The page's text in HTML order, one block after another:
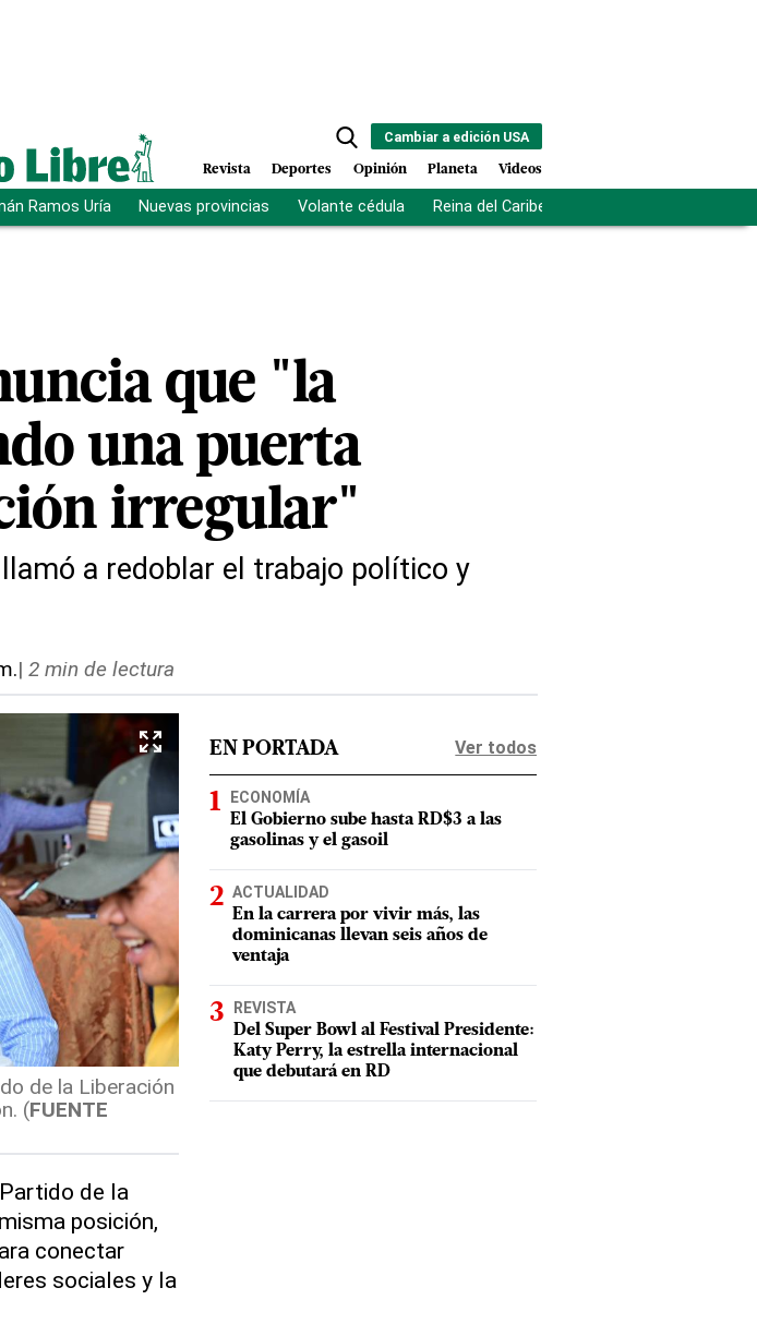
Cambiar a edición USA
Revista Deportes Opinión Planeta Videos
Ramos Uría Nuevas provincias Volante cédula Reina del Caribe
que "la
una puerta
irregular"
a redoblar el trabajo político y
| 2 min de lectura
de la Liberación
(FUENTE
de la
posición,
conectar
sociales y la
EN PORTADA Ver todos
ECONOMÍA
El Gobierno sube hasta RD$3 a las
gasolinas y el gasoil
ACTUALIDAD
En la carrera por vivir más, las
dominicanas llevan seis años de
ventaja
REVISTA
Del Super Bowl al Festival Presidente:
Katy Perry, la estrella internacional
que debutará en RD